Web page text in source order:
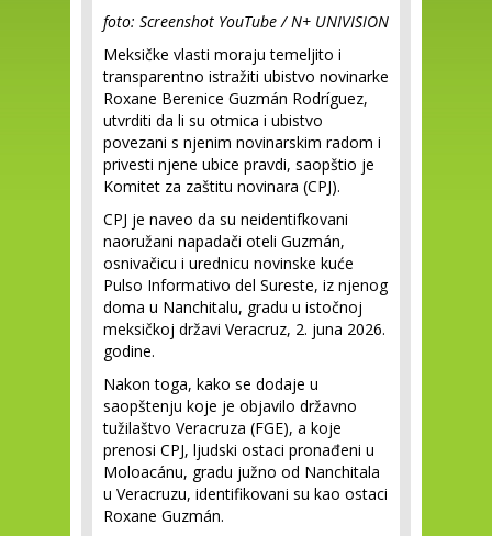
foto: Screenshot YouTube / N+ UNIVISION
Meksičke vlasti moraju temeljito i
transparentno istražiti ubistvo novinarke
Roxane Berenice Guzmán Rodríguez,
utvrditi da li su otmica i ubistvo
povezani s njenim novinarskim radom i
privesti njene ubice pravdi, saopštio je
Komitet za zaštitu novinara (CPJ).
CPJ je naveo da su neidentifkovani
naoružani napadači oteli Guzmán,
osnivačicu i urednicu novinske kuće
Pulso Informativo del Sureste, iz njenog
doma u Nanchitalu, gradu u istočnoj
meksičkoj državi Veracruz, 2. juna 2026.
godine.
Nakon toga, kako se dodaje u
saopštenju koje je objavilo državno
tužilaštvo Veracruza (FGE), a koje
prenosi CPJ, ljudski ostaci pronađeni u
Moloacánu, gradu južno od Nanchitala
u Veracruzu, identifikovani su kao ostaci
Roxane Guzmán.